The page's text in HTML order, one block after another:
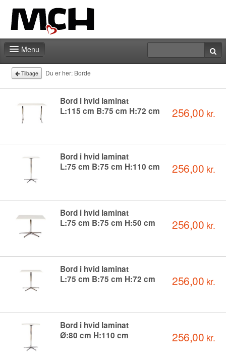
Menu
Messeshoppen
Kontakt
Tilbage Du er her: Borde
Bord i hvid laminat
L:115 cm B:75 cm H:72 cm
256,00 kr.
Bord i hvid laminat
L:75 cm B:75 cm H:110 cm
256,00 kr.
Bord i hvid laminat
L:75 cm B:75 cm H:50 cm
256,00 kr.
Bord i hvid laminat
L:75 cm B:75 cm H:72 cm
256,00 kr.
Bord i hvid laminat
Ø:80 cm H:110 cm
256,00 kr.